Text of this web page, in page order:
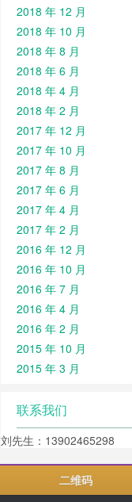
2018 年 12 月
2018 年 10 月
2018 年 8 月
2018 年 6 月
2018 年 4 月
2018 年 2 月
2017 年 12 月
2017 年 10 月
2017 年 8 月
2017 年 6 月
2017 年 4 月
2017 年 2 月
2016 年 12 月
2016 年 10 月
2016 年 7 月
2016 年 4 月
2016 年 2 月
2015 年 10 月
2015 年 3 月
联系我们
刘先生：13902465298
二维码